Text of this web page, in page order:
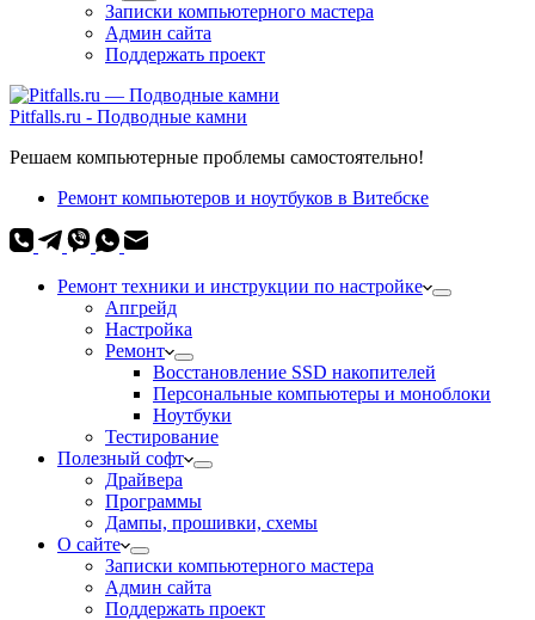
Записки компьютерного мастера
Админ сайта
Поддержать проект
Pitfalls.ru - Подводные камни
Решаем компьютерные проблемы самостоятельно!
Ремонт компьютеров и ноутбуков в Витебске
Ремонт техники и инструкции по настройке
Апгрейд
Настройка
Ремонт
Восстановление SSD накопителей
Персональные компьютеры и моноблоки
Ноутбуки
Тестирование
Полезный софт
Драйвера
Программы
Дампы, прошивки, схемы
О сайте
Записки компьютерного мастера
Админ сайта
Поддержать проект